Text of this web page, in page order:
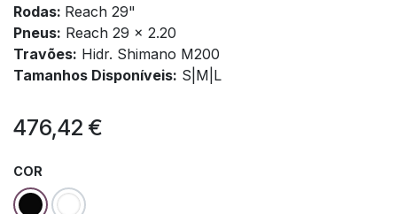
Rodas: Reach 29"
Pneus: Reach 29 x 2.20
Travões: Hidr. Shimano M200
Tamanhos Disponíveis: S|M|L
476,42 €
COR